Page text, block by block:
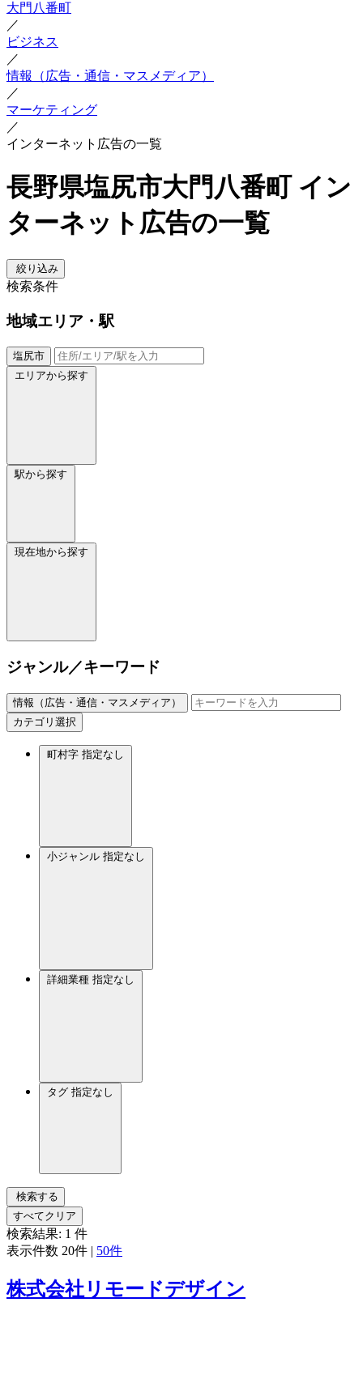
大門八番町
／
ビジネス
／
情報（広告・通信・マスメディア）
／
マーケティング
／
インターネット広告の一覧
長野県塩尻市大門八番町 イン
ターネット広告の一覧
絞り込み
検索条件
地域エリア・駅
塩尻市
エリアから探す
駅から探す
現在地から探す
ジャンル／キーワード
情報（広告・通信・マスメディア）
カテゴリ選択
町村字 指定なし
小ジャンル 指定なし
詳細業種 指定なし
タグ 指定なし
検索する
すべてクリア
検索結果: 1 件
表示件数 20件 | 50件
株式会社リモードデザイン